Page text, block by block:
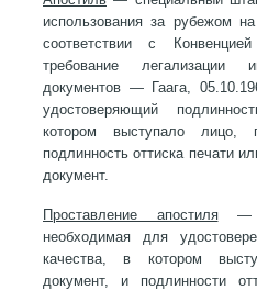
использования за рубежом
соответствии с
требование легализации
документов — Гаага,
удостоверяющий
котором выступало лицо,
подлинность оттиска печати
документ.
Проставление апостиля—
необходимая для
качества, в котором
документ, и подлинности